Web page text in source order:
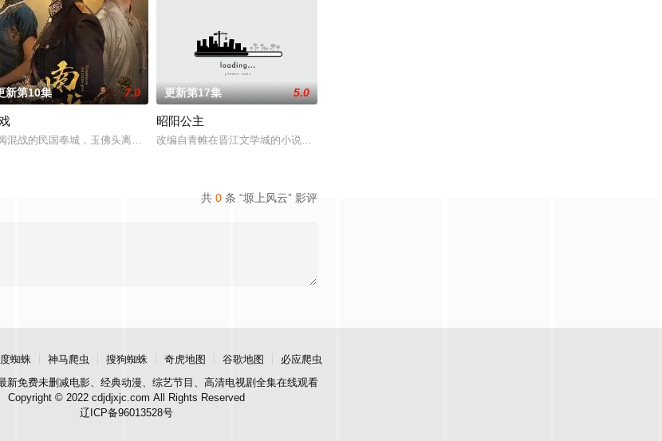
未央动心，却不知自身是身负玄鸟之力
普及监控、无DNA鉴定技术的支持下，通过摸排、勘查等传统刑侦手段
新第10集 7.0
混战的民国奉城，玉佛头离奇失窃，戏班主横尸戏台，将冷血少帅许又安与昆曲名伶荣筱楠推向不死不休的对立绝
更新第17集 5.0
昭阳公主
改编自青帷在晋江文学城的小说《平阳公主》。
共 0 条 “塬上风云” 影评
蜘蛛 神马爬虫 搜狗蜘蛛 奇虎地图 谷歌地图
必应爬虫
新免费未删减电影、经典动漫、综艺节目、高清电视剧全集在线观看
Copyright © 2022 cdjdjxjc.com All Rights Reserved
辽ICP备96013528号